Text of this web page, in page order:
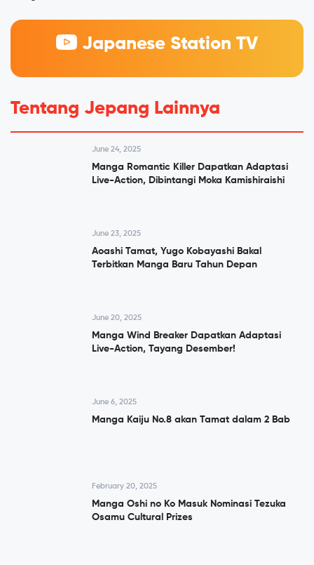
Japanese Station TV
Tentang Jepang Lainnya
June 24, 2025
Manga Romantic Killer Dapatkan Adaptasi
Live-Action, Dibintangi Moka Kamishiraishi
June 23, 2025
Aoashi Tamat, Yugo Kobayashi Bakal
Terbitkan Manga Baru Tahun Depan
June 20, 2025
Manga Wind Breaker Dapatkan Adaptasi
Live-Action, Tayang Desember!
June 6, 2025
Manga Kaiju No.8 akan Tamat dalam 2 Bab
February 20, 2025
Manga Oshi no Ko Masuk Nominasi Tezuka
Osamu Cultural Prizes